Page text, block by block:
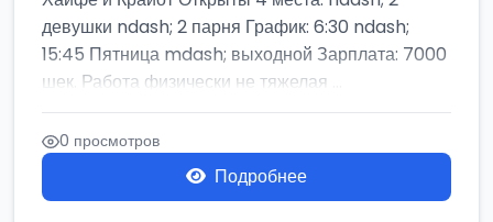
девушки ndash; 2 парня График: 6:30 ndash;
15:45 Пятница mdash; выходной Зарплата: 7000
шек. Работа физически не тяжелая ...
0 просмотров
Подробнее